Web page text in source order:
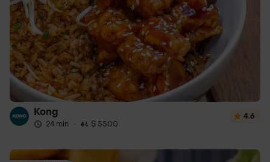
Kong
24 min · $ 5500
4.6